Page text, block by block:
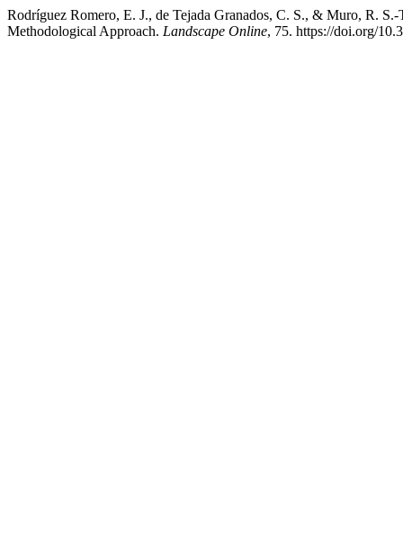
Rodríguez Romero, E. J., de Tejada Granados, C. S., & Muro, R.
Methodological Approach. Landscape Online, 75. https://doi.org/